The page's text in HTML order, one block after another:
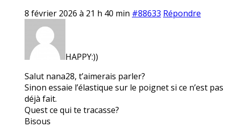
8 février 2026 à 21 h 40 min #88633 Répondre
HAPPY:))
Salut nana28, t’aimerais parler?
Sinon essaie l’élastique sur le poignet si ce n’est pas
déjà fait.
Quest ce qui te tracasse?
Bisous